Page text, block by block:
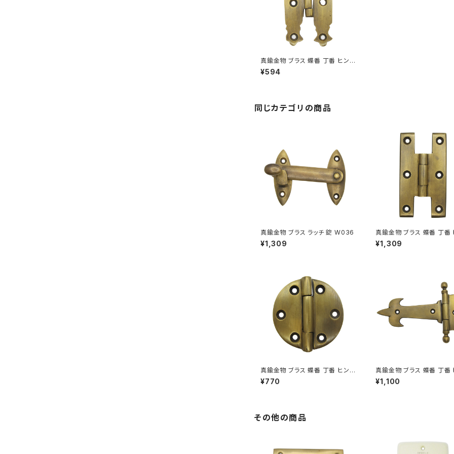
真鍮金物 ブラス 蝶番 丁番 ヒンジ
V085
¥594
同じカテゴリの商品
真鍮金物 ブラス ラッチ 錠 W036
¥1,309
真鍮金物 ブラス 蝶番 丁番
V098
¥1,309
真鍮金物 ブラス 蝶番 丁番 ヒンジ
V061
¥770
真鍮金物 ブラス 蝶番 丁番
V047
¥1,100
その他の商品